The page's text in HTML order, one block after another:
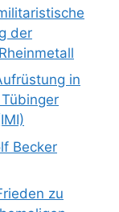
der
in
Becker
zu